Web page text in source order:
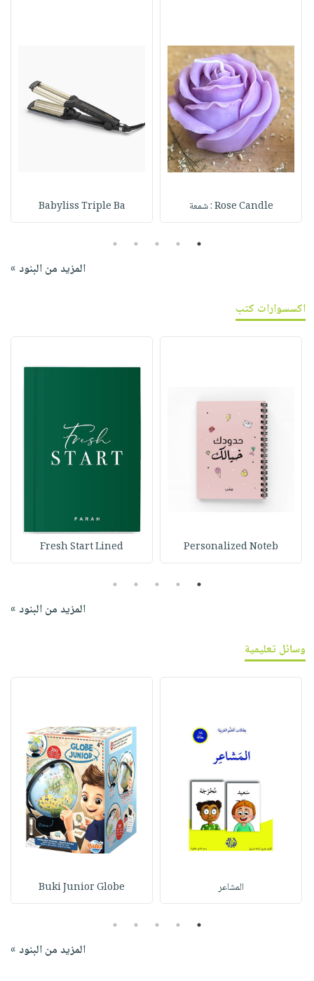
Rose Candle : شمعة Babyliss Triple Ba
1
2
3
4
5
المزيد من البنود »
اكسسوارات كتب
Personalized Noteb
Fresh Start Lined
1
2
3
4
5
المزيد من البنود »
وسائل تعليمية
المشاعر Buki Junior Globe
1
2
3
4
5
المزيد من البنود »